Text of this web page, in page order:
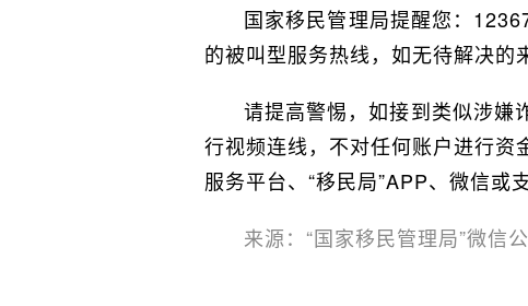
国家移民管理局提醒您：
的被叫型服务热线，如无待解决的
请提高警惕，如接到类似涉嫌
行视频连线，不对任何账户进行
服务平台、“移民局”APP、微信或
来源：“国家移民管理局”微信